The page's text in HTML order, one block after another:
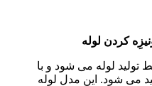
تولید لوله می شود و با
می شود. این مدل لوله